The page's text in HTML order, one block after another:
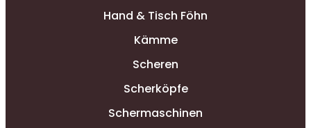
Hand & Tisch Föhn
Kämme
Scheren
Scherköpfe
Schermaschinen